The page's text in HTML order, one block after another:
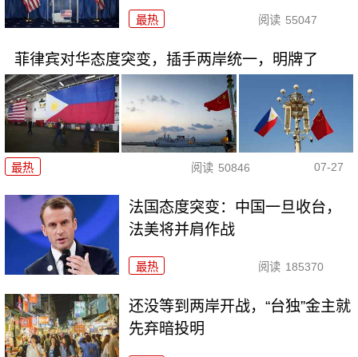
最热 阅读 55047
菲律宾对华态度突变，插手两岸统一，明牌了
最热 阅读 50846 07-27
法国态度突变：中国一旦收台，
法美将并肩作战
最热 阅读 185370
还没等到两岸开战，“台独”金主就
先弃暗投明